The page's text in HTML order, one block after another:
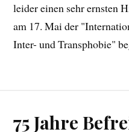
leider einen sehr ernsten
am 17. Mai der
Inter- und Transphobie"
75 Jahre